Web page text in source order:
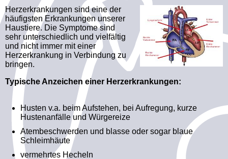
Herzerkrankungen sind eine der
häufigsten Erkrankungen unserer
Haustiere. Die Symptome sind
sehr unterschiedlich und vielfältig
und nicht immer mit einer
Herzerkrankung in Verbindung zu
bringen.
Typische Anzeichen einer Herzerkrankungen:
Husten v.a. beim Aufstehen, bei Aufregung, kurze
Hustenanfälle und Würgereize
Atembeschwerden und blasse oder sogar blaue
Schleimhäute
vermehrtes Hecheln